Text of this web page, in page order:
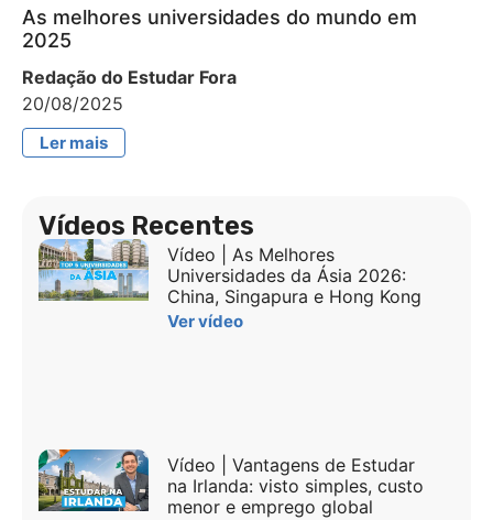
As melhores universidades do mundo em
2025
Redação do Estudar Fora
20/08/2025
Ler mais
Vídeos Recentes
Vídeo | As Melhores
Universidades da Ásia 2026:
China, Singapura e Hong Kong
Ver vídeo
Vídeo | Vantagens de Estudar
na Irlanda: visto simples, custo
menor e emprego global